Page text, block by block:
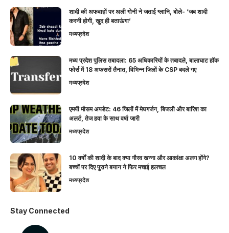
शादी की अफवाहों पर अली गोनी ने जताई ग्लानि, बोले- ‘जब शादी
करनी होगी, खुद ही बताऊंगा’
मध्यप्रदेश
मध्य प्रदेश पुलिस तबादला: 65 अधिकारियों के तबादले, बालाघाट हॉक
फोर्स में 18 अफसरों तैनात, विभिन्न जिलों के CSP बदले गए
मध्यप्रदेश
एमपी मौसम अपडेट: 46 जिलों में मेघगर्जन, बिजली और बारिश का
अलर्ट, तेज हवा के साथ वर्षा जारी
मध्यप्रदेश
10 वर्षों की शादी के बाद क्या गौरव खन्ना और आकांक्षा अलग होंगे?
बच्चों पर दिए पुराने बयान ने फिर मचाई हलचल
मध्यप्रदेश
Stay Connected